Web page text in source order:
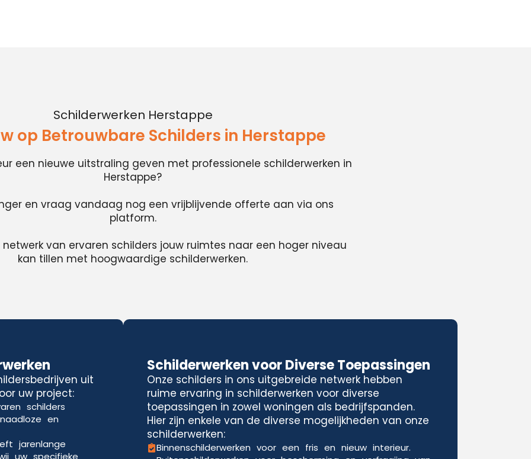
Schilderwerken Herstappe
op Betrouwbare Schilders in Herstappe
een nieuwe uitstraling geven met professionele schilderwerken in
Herstappe?
en vraag vandaag nog een vrijblijvende offerte aan via ons
platform.
van ervaren schilders jouw ruimtes naar een hoger niveau
kan tillen met hoogwaardige schilderwerken.
uit
uw project:
schilders
en
jarenlange
uw specifieke
Schilderwerken voor Diverse Toepassingen
Onze schilders in ons uitgebreide netwerk hebben
ruime ervaring in schilderwerken voor diverse
toepassingen in zowel woningen als bedrijfspanden.
Hier zijn enkele van de diverse mogelijkheden van onze
schilderwerken:
Binnenschilderwerken voor een fris en nieuw interieur.